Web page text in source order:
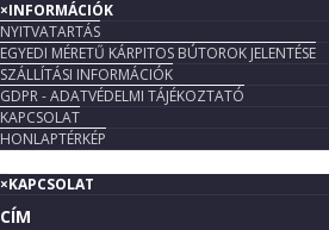
×INFORMÁCIÓK
NYITVATARTÁS
EGYEDI MÉRETŰ KÁRPITOS BÚTOROK JELENTÉSE
SZÁLLÍTÁSI INFORMÁCIÓK
GDPR - ADATVÉDELMI TÁJÉKOZTATÓ
KAPCSOLAT
HONLAPTÉRKÉP
×KAPCSOLAT
CÍM